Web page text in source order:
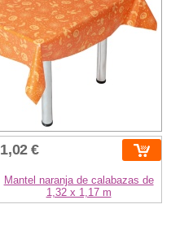
1,02 €
Mantel naranja de calabazas de
1,32 x 1,17 m